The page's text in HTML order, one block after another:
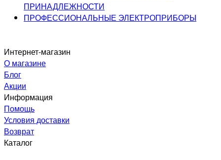
ПРИНАДЛЕЖНОСТИ
ПРОФЕССИОНАЛЬНЫЕ ЭЛЕКТРОПРИБОРЫ
Интернет-магазин
О магазине
Блог
Акции
Информация
Помощь
Условия доставки
Возврат
Каталог